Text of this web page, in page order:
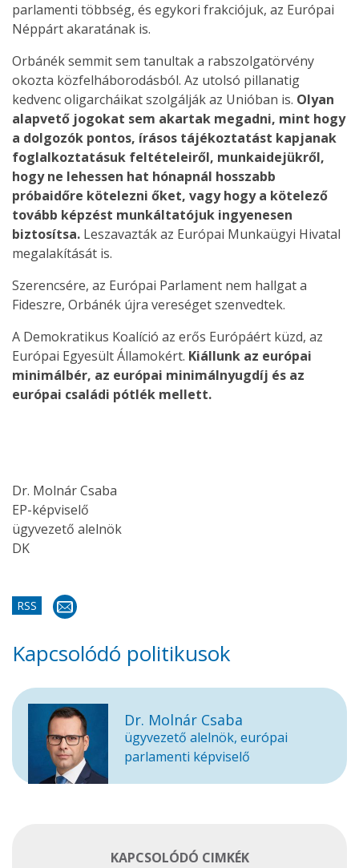
parlamenti többség, és egykori frakciójuk, az Európai
Néppárt akaratának is.
Orbánék semmit sem tanultak a rabszolgatörvény
okozta közfelháborodásból. Az utolsó pillanatig
kedvenc oligarcháikat szolgálják az Unióban is. Olyan
alapvető jogokat sem akartak megadni, mint hogy
a dolgozók pontos, írásos tájékoztatást kapjanak
foglalkoztatásuk feltételeiről, munkaidejükről,
hogy ne lehessen hat hónapnál hosszabb
próbaidőre kötelezni őket, vagy hogy a kötelező
tovább képzést munkáltatójuk ingyenesen
biztosítsa. Leszavazták az Európai Munkaügyi Hivatal
megalakítását is.
Szerencsére, az Európai Parlament nem hallgat a
Fideszre, Orbánék újra vereséget szenvedtek.
A Demokratikus Koalíció az erős Európáért küzd, az
Európai Egyesült Államokért. Kiállunk az európai
minimálbér, az európai minimálnyugdíj és az
európai családi pótlék mellett.
Dr. Molnár Csaba
EP-képviselő
ügyvezető alelnök
DK
RSS
Kapcsolódó politikusok
Dr. Molnár Csaba
ügyvezető alelnök, európai
parlamenti képviselő
KAPCSOLÓDÓ CIMKÉK